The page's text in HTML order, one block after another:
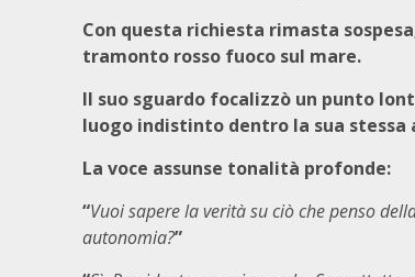
Con questa richiesta rimasta
tramonto rosso fuoco sul mare.
Il suo sguardo focalizzò un punto
luogo indistinto dentro la sua stessa
La voce assunse tonalità profonde:
“Vuoi sapere la verità su ciò che penso
autonomia?”